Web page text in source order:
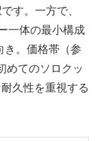
す。一方で、
一体の最小構成
き。価格帯（参
めてのソロクッ
久性を重視する